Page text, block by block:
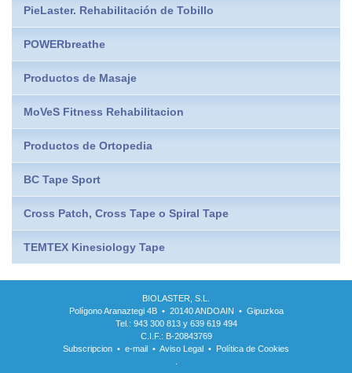
PieLaster. Rehabilitación de Tobillo
POWERbreathe
Productos de Masaje
MoVeS Fitness Rehabilitacion
Productos de Ortopedia
BC Tape Sport
Cross Patch, Cross Tape o Spiral Tape
TEMTEX Kinesiology Tape
BIOLASTER, S.L.
Polígono Aranaztegi 4B • 20140 ANDOAIN • Gipuzkoa
Tel.: 943 300 813 y 639 619 494
C.I.F.: B-20843769
Subscripcion • e-mail • Aviso Legal • Política de Cookies